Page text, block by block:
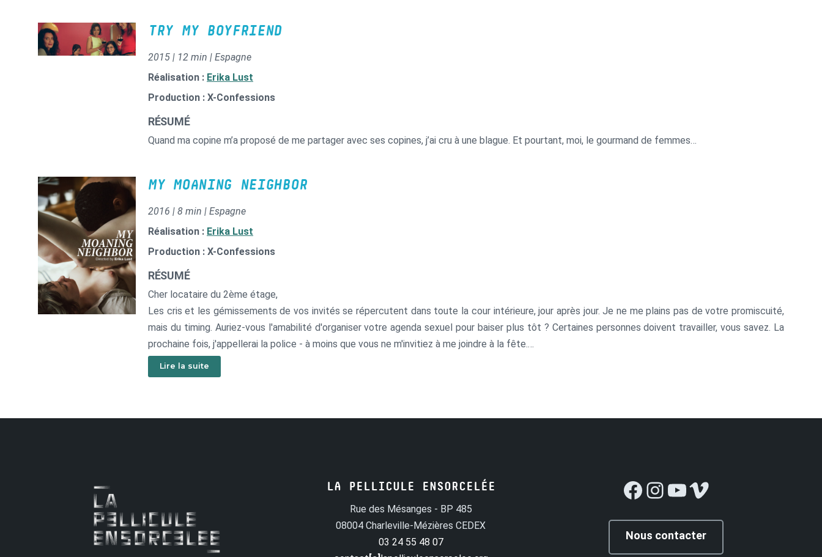
TRY MY BOYFRIEND
2015 | 12 min | Espagne
Réalisation : Erika Lust
Production : X-Confessions
RÉSUMÉ
Quand ma copine m’a proposé de me partager avec ses copines, j’ai cru à une blague. Et pourtant, moi, le gourmand de femmes…
MY MOANING NEIGHBOR
2016 | 8 min | Espagne
Réalisation : Erika Lust
Production : X-Confessions
RÉSUMÉ
Cher locataire du 2ème étage,
Les cris et les gémissements de vos invités se répercutent dans toute la cour intérieure, jour après jour. Je ne me plains pas de votre promiscuité,
mais du timing. Auriez-vous l'amabilité d'organiser votre agenda sexuel pour baiser plus tôt ? Certaines personnes doivent travailler, vous savez. La
prochaine fois, j'appellerai la police - à moins que vous ne m'invitiez à me joindre à la fête.
Votre voisine de palier.
PS. Vous me devez 20$. C'est ce que m'a coûté l'achat d'un nouveau cadre pour une photo qui est tombée du mur pendant que vous cogniez
Lire la suite
LA PELLICULE ENSORCELÉE
Rue des Mésanges - BP 485
08004 Charleville-Mézières CEDEX
03 24 55 48 07
Facebook
Instagram
YouTube
Vimeo
Nous contacter